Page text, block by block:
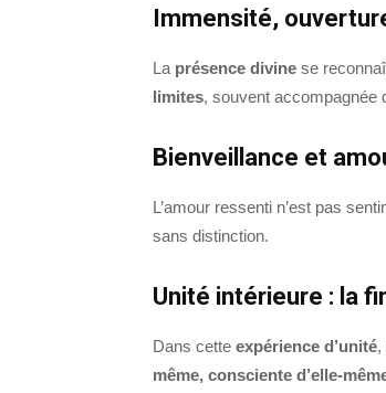
Immensité,
La présence divine se
limites, souvent accompagnée
Bienveillance et
L’amour ressenti n’est pas
sans distinction.
Unité intérieure : la
Dans cette expérience d’unité,
même, consciente d’elle-